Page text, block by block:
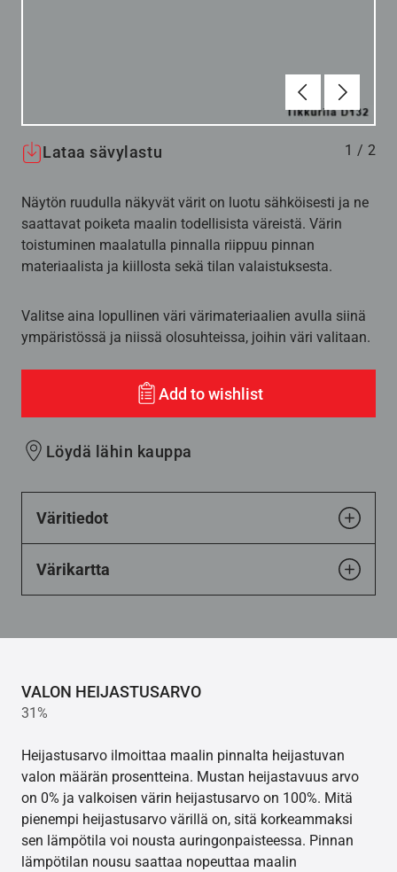
Edellinen
Lataa sävylastu 1 / 2
Näytön ruudulla näkyvät värit on luotu sähköisesti ja ne
saattavat poiketa maalin todellisista väreistä. Värin
toistuminen maalatulla pinnalla riippuu pinnan
materiaalista ja kiillosta sekä tilan valaistuksesta.
Valitse aina lopullinen väri värimateriaalien avulla siinä
ympäristössä ja niissä olosuhteissa, joihin väri valitaan.
Add to wishlist
Löydä lähin kauppa
Väritiedot
Värikartta
VALON HEIJASTUSARVO
31%
Heijastusarvo ilmoittaa maalin pinnalta heijastuvan
valon määrän prosentteina. Mustan heijastavuus arvo
on 0% ja valkoisen värin heijastusarvo on 100%. Mitä
pienempi heijastusarvo värillä on, sitä korkeammaksi
sen lämpötila voi nousta auringonpaisteessa. Pinnan
lämpötilan nousu saattaa nopeuttaa maalin